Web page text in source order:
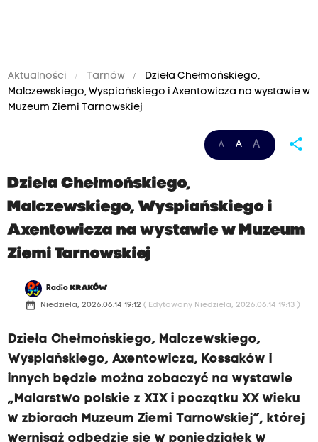
Aktualności Tarnów
Dzieła Chełmońskiego,
Malczewskiego, Wyspiańskiego i Axentowicza na wystawie w
Muzeum Ziemi Tarnowskiej
A A A share
Dzieła Chełmońskiego,
Malczewskiego, Wyspiańskiego i
Axentowicza na wystawie w Muzeum
Ziemi Tarnowskiej
Radio KRAKÓW
date_range Niedziela, 2026.06.14 19:12 ( Edytowany Niedziela, 2026.06.14 19:13 )
Dzieła Chełmońskiego, Malczewskiego,
Wyspiańskiego, Axentowicza, Kossaków i
innych będzie można zobaczyć na wystawie
„Malarstwo polskie z XIX i początku XX wieku
w zbiorach Muzeum Ziemi Tarnowskiej”, której
wernisaż odbędzie się w poniedziałek w